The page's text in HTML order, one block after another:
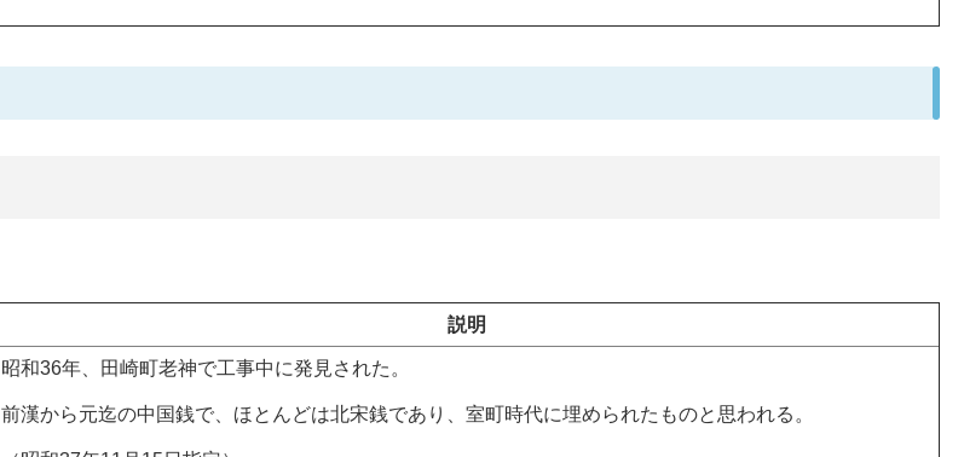
説明
昭和36年、田崎町老神で工事中に発見された。
前漢から元迄の中国銭で、ほとんどは北宋銭であり、室町時代に埋められたものと思われる。